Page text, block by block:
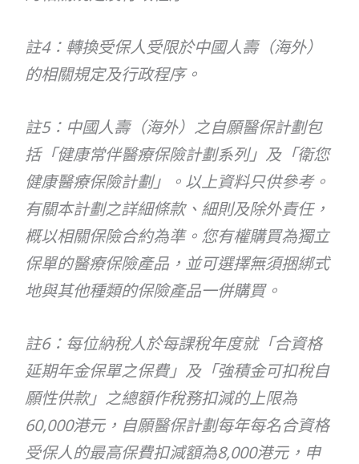
註4：轉換受保人受限於中國人壽（海外）
的相關規定及行政程序。
註5：中國人壽（海外）之自願醫保計劃包
括「健康常伴醫療保險計劃系列」及「衛您
健康醫療保險計劃」。以上資料只供參考。
有關本計劃之詳細條款、細則及除外責任，
概以相關保險合約為準。您有權購買為獨立
保單的醫療保險產品，並可選擇無須捆綁式
地與其他種類的保險產品一併購買。
註6：每位納稅人於每課稅年度就「合資格
延期年金保單之保費」及「強積金可扣稅自
願性供款」之總額作稅務扣減的上限為
60,000港元，自願醫保計劃每年每名合資格
受保人的最高保費扣減額為8,000港元，申